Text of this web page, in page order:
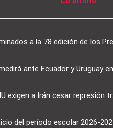
a la 78 edición de los
ante Ecuador y Uruguay
exigen a Irán cesar represión
del período escolar 2026-